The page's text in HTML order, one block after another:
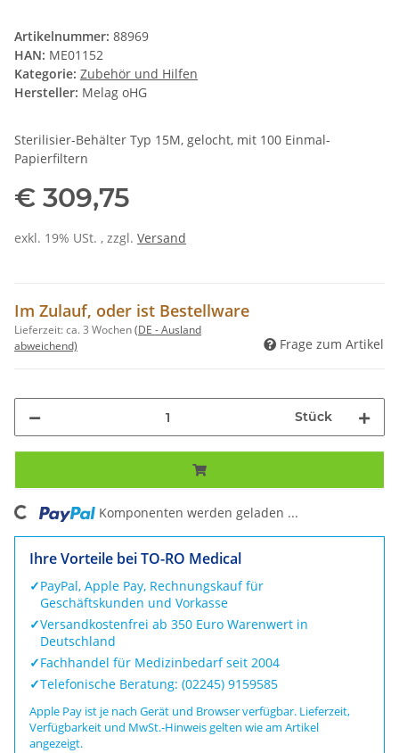
Artikelnummer: 88969
HAN: ME01152
Kategorie: Zubehör und Hilfen
Hersteller: Melag oHG
Sterilisier-Behälter Typ 15M, gelocht, mit 100 Einmal-
Papierfiltern
€ 309,75
exkl. 19% USt. , zzgl. Versand
Im Zulauf, oder ist Bestellware
Lieferzeit:ca. 3 Wochen(DE - Ausland
abweichend)
Frage zum Artikel
Stück
Komponenten werden geladen ...
Ihre Vorteile bei TO-RO Medical
✓PayPal, Apple Pay, Rechnungskauf für
Geschäftskunden und Vorkasse
✓Versandkostenfrei ab 350 Euro Warenwert in
Deutschland
✓Fachhandel für Medizinbedarf seit 2004
✓Telefonische Beratung: (02245) 9159585
Apple Pay ist je nach Gerät und Browser verfügbar. Lieferzeit,
Verfügbarkeit und MwSt.-Hinweis gelten wie am Artikel
angezeigt.